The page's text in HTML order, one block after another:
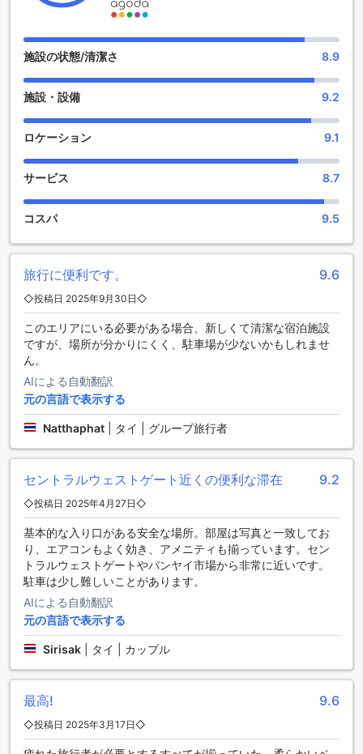
ターネット環境をお楽しみください。
便利な交通施設で快適な滞在をサポート
り、車でのアクセスも非常に便利です。広々とした駐車スペ
ースは、ゲストの皆様に安心感と快適さを提供し、周辺の観
光やビジネスへの移動もスムーズに行えます。車をお持ちの
方にとって理想的な施設であり、長期滞在や短期滞在のどち
快適な滞在を約束する充実の室内設備
［バンヤイ］アパートメントの客室は、快適な滞在をサポー
り、いつでも快適な温度を保つことができ、暑いタイの気候
でも快適に過ごせます。リビングルームには大型テレビと衛
星・ケーブルテレビが設置されており、多彩な番組を楽しみ
ながらリラックスした時間を過ごせます。バスルームには必
要なトイレタリーも備えられており、清潔で便利な空間を提
供します。さらに、寝具やリネンも高品質なものを使用して
おり、快適な睡眠を確保します。
バーンヤイの魅力的な周辺エリアの紹介
ノンタブリーに位置するバンヤイは、静かで落ち着いた雰囲
気が魅力のエリアです。周囲には緑豊かな公園や自然保護区
が点在し、都会の喧騒から離れてリラックスできる環境が整
っています。地元の市場やカフェも点在しており、タイの伝
統的な味や文化を気軽に楽しむことができます。特に、週末
入れることができ、地元住民と交流する絶好の機会となりま
す。
空港からバンヤイアパートメントへのアクセス方法
ノンタブリーに位置する［バンヤイ］アパートメント
（64m²）へは、スワンナプーム国際空港（BKK）またはドン
ムアン空港から簡単にアクセスできます。スワンナプーム国
際空港からは、タクシーや空港シャトルバスを利用して約30
～40分で到着します。タクシーを利用する場合は、直接アパ
ートメントの住所を運転手に伝えるだけで便利です。空港シ
り継いで、ノンタブリーの最寄りの停留所まで行き、そこか
らタクシーやトゥクトゥクで目的地へ向かうことも可能で
す。
施設の状態/清潔さ 8.9
施設・設備 9.2
ロケーション 9.1
サービス 8.7
コスパ 9.5
旅行に便利です。 9.6
◇投稿日 2025年9月30日◇
このエリアにいる必要がある場合、新しくて清潔な宿泊施設
ですが、場所が分かりにくく、駐車場が少ないかもしれませ
ん。
AIによる自動翻訳
元の言語で表示する
Natthaphat タイ | グループ旅行者
セントラルウェストゲート近くの便利な滞在 9.2
◇投稿日 2025年4月27日◇
基本的な入り口がある安全な場所。部屋は写真と一致してお
り、エアコンもよく効き、アメニティも揃っています。セン
トラルウェストゲートやバンヤイ市場から非常に近いです。
駐車は少し難しいことがあります。
AIによる自動翻訳
元の言語で表示する
Sirisak タイ | カップル
最高! 9.6
◇投稿日 2025年3月17日◇